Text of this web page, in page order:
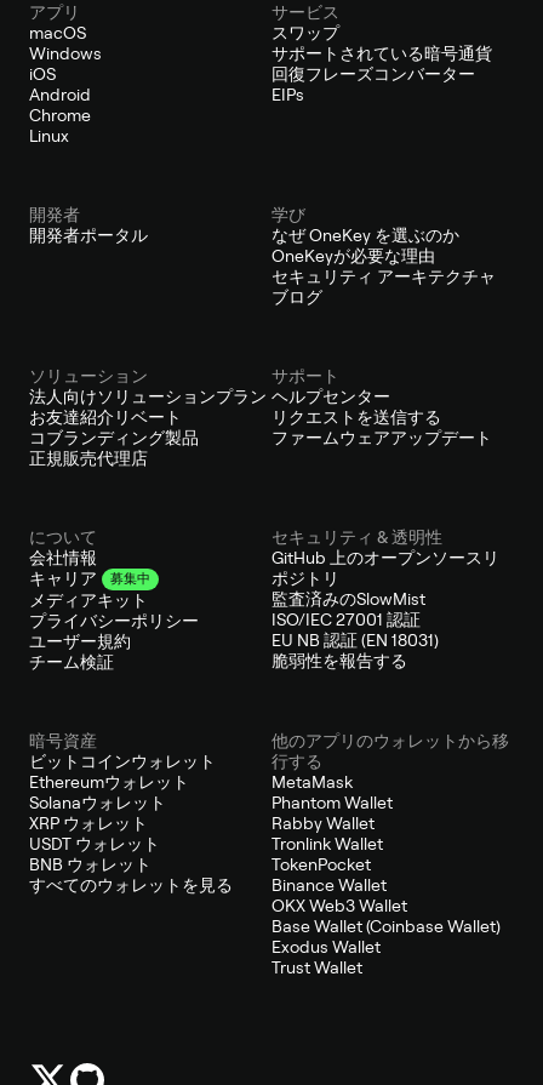
アプリ
macOS
Windows
iOS
Android
Chrome
Linux
サービス
スワップ
サポートされている暗号通貨
回復フレーズコンバーター
EIPs
開発者
開発者ポータル
学び
なぜ OneKey を選ぶのか
OneKeyが必要な理由
セキュリティ アーキテクチャ
ブログ
ソリューション
法人向けソリューションプラン
お友達紹介リベート
コブランディング製品
正規販売代理店
サポート
ヘルプセンター
リクエストを送信する
ファームウェアアップデート
について
会社情報
キャリア
募集中
メディアキット
プライバシーポリシー
ユーザー規約
チーム検証
セキュリティ & 透明性
GitHub 上のオープンソースリ
ポジトリ
監査済みのSlowMist
ISO/IEC 27001 認証
EU NB 認証 (EN 18031)
脆弱性を報告する
暗号資産
ビットコインウォレット
Ethereumウォレット
Solanaウォレット
XRP ウォレット
USDT ウォレット
BNB ウォレット
すべてのウォレットを見る
他のアプリのウォレットから移
行する
MetaMask
Phantom Wallet
Rabby Wallet
Tronlink Wallet
TokenPocket
Binance Wallet
OKX Web3 Wallet
Base Wallet (Coinbase Wallet)
Exodus Wallet
Trust Wallet